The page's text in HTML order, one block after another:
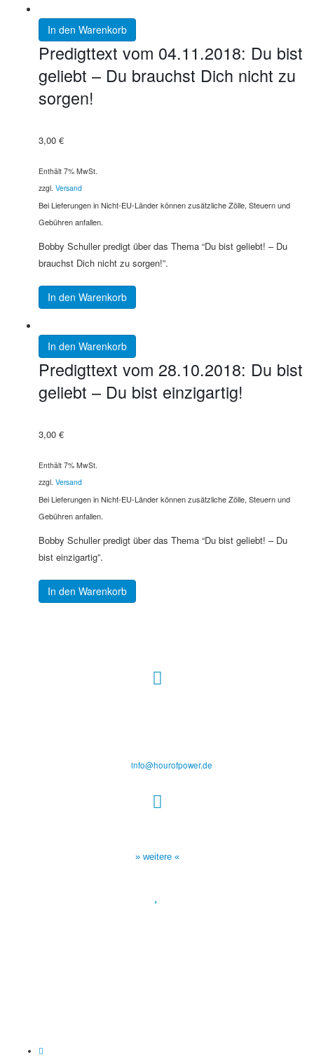
In den Warenkorb
Predigttext vom 04.11.2018: Du bist
geliebt – Du brauchst Dich nicht zu
sorgen!
3,00 €
Enthält 7% MwSt.
zzgl. Versand
Bei Lieferungen in Nicht-EU-Länder können zusätzliche Zölle, Steuern und
Gebühren anfallen.
Bobby Schuller predigt über das Thema “Du bist geliebt! – Du
brauchst Dich nicht zu sorgen!”.
In den Warenkorb
In den Warenkorb
Predigttext vom 28.10.2018: Du bist
geliebt – Du bist einzigartig!
3,00 €
Enthält 7% MwSt.
zzgl. Versand
Bei Lieferungen in Nicht-EU-Länder können zusätzliche Zölle, Steuern und
Gebühren anfallen.
Bobby Schuller predigt über das Thema “Du bist geliebt! – Du
bist einzigartig”.
In den Warenkorb
info@hourofpower.de
» weitere «